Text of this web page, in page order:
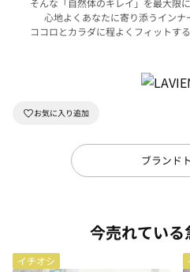
そんな「自然体のキレイ」を最大限
心地よくあなたに寄り添うインナ
ココロとカラダに程よくフィットす
ブランド
今売れている
イチオシ